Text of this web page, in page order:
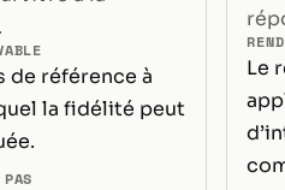
de référence à
la fidélité peut
Le